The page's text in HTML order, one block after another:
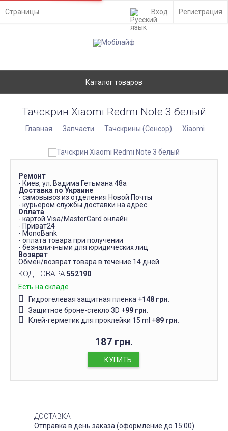
Страницы Вход Регистрация
Каталог товаров
Тачскрин Xiaomi Redmi Note 3 белый
Главная Запчасти Тачскрины (Сенсор) Xiaomi
Ремонт
- Киев, ул. Вадима Гетьмана 48а
Доставка по Украине
- самовывоз из отделения Новой Почты
- курьером службы доставки на адрес
Оплата
- картой Visa/MasterCard онлайн
- Приват24
- MonoBank
- оплата товара при получении
- безналичными для юридических лиц
Возврат
Обмен/возврат товара в течение 14 дней.
КОД ТОВАРА:552190
Есть на складе
Гидрогелевая защитная пленка +148 грн.
Защитное броне-стекло 3D +99 грн.
Клей-герметик для проклейки 15 ml +89 грн.
187 грн.
КУПИТЬ
ДОСТАВКА
Отправка в день заказа (оформление до 15:00)